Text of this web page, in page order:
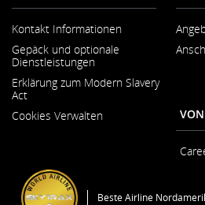
Kontakt Informationen
Fenster
geöffnet
Gepäck und optionale
Dienstleistungen
Erklärung zum Modern Slavery
Act
in
Cookies Verwalten
Beste Airline